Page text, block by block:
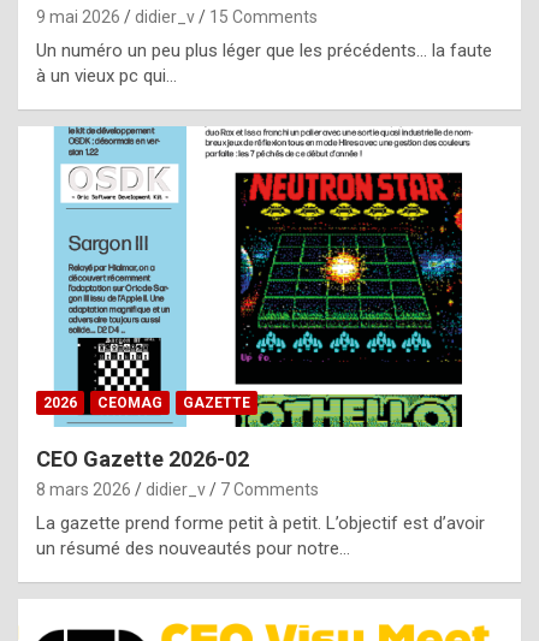
e
f
o
m
m
a
y
b
e
b
y
g
e
n
u
i
9 mai 2026 didier_v 15 Comments
Un numéro un peu plus léger que les précédents… la faute
à un vieux pc qui…
2026 CEOMAG GAZETTE
CEO Gazette 2026-02
8 mars 2026 didier_v 7 Comments
La gazette prend forme petit à petit. L’objectif est d’avoir
un résumé des nouveautés pour notre…